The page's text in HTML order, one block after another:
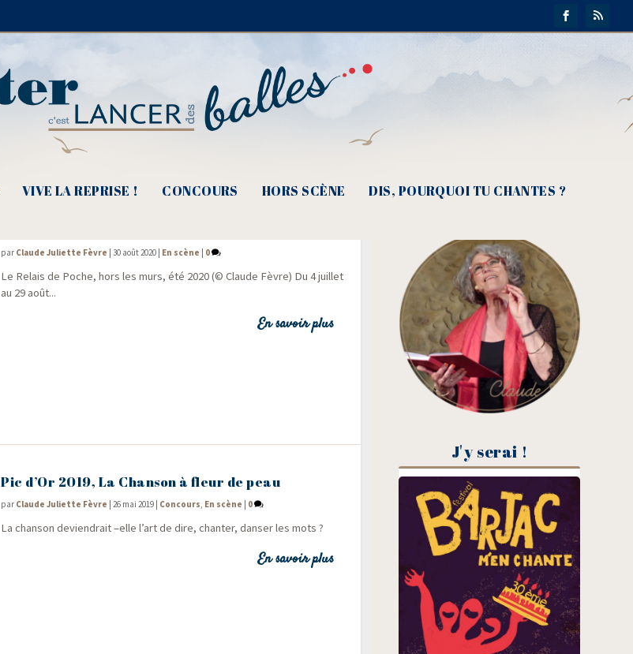
VIVE LA REPRISE ! CONCOURS HORS SCÈNE DIS, POURQUOI TU CHANTES ?
par Claude Juliette Fèvre |30 août 2020 En scène 0
Le Relais de Poche, hors les murs, été 2020 (© Claude Fèvre) Du 4 juillet
au 29 août...
En savoir plus
Pic d’Or 2019, La Chanson à fleur de peau
par Claude Juliette Fèvre |26 mai 2019 Concours, En scène 0
La chan­son devien­drait –elle l’art de dire, chan­ter, dan­ser les mots ?
En savoir plus
J'y serai !